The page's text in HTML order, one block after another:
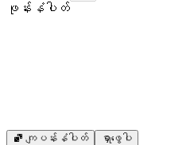
ဖုန်းနံပါတ်
ကျပန်းနံပါတ် ရှာဖွေပါ